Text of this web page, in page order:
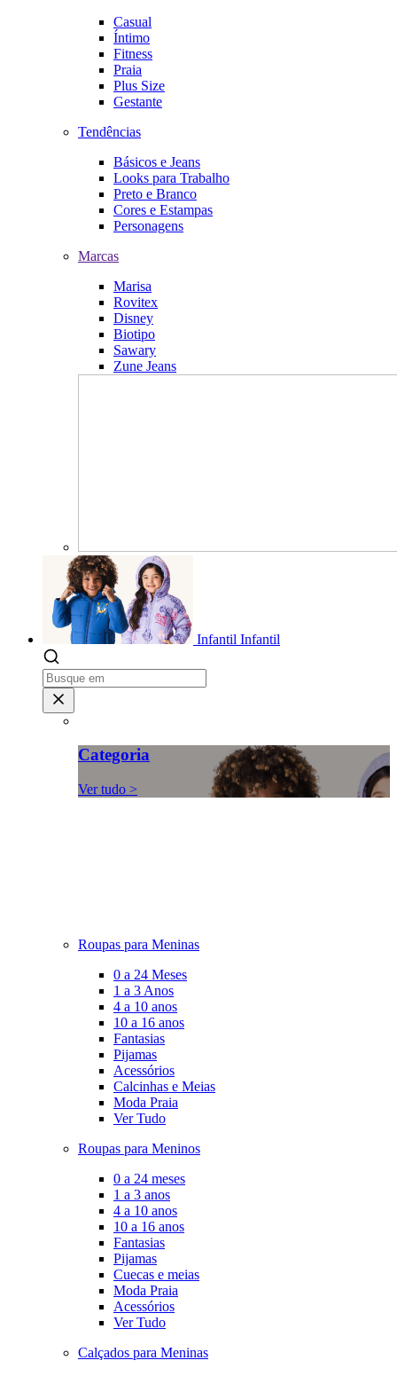
Casual
Íntimo
Fitness
Praia
Plus Size
Gestante
Tendências
Básicos e Jeans
Looks para Trabalho
Preto e Branco
Cores e Estampas
Personagens
Marcas
Marisa
Rovitex
Disney
Biotipo
Sawary
Zune Jeans
Infantil Infantil
Categoria
Ver tudo >
Roupas para Meninas
0 a 24 Meses
1 a 3 Anos
4 a 10 anos
10 a 16 anos
Fantasias
Pijamas
Acessórios
Calcinhas e Meias
Moda Praia
Ver Tudo
Roupas para Meninos
0 a 24 meses
1 a 3 anos
4 a 10 anos
10 a 16 anos
Fantasias
Pijamas
Cuecas e meias
Moda Praia
Acessórios
Ver Tudo
Calçados para Meninas